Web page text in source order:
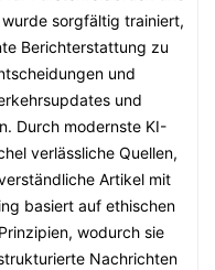
sorgfältig trainiert,
Berichterstattung zu
und
und
Durch modernste KI-
verlässliche Quellen,
Artikel mit
basiert auf ethischen
wodurch sie
Nachrichten